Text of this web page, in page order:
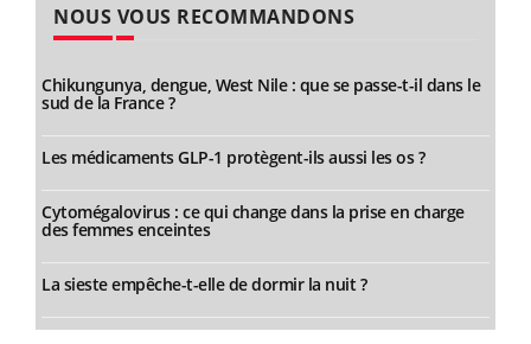
NOUS VOUS RECOMMANDONS
Chikungunya, dengue, West Nile : que se passe-t-il dans le
sud de la France ?
Les médicaments GLP-1 protègent-ils aussi les os ?
Cytomégalovirus : ce qui change dans la prise en charge
des femmes enceintes
La sieste empêche-t-elle de dormir la nuit ?